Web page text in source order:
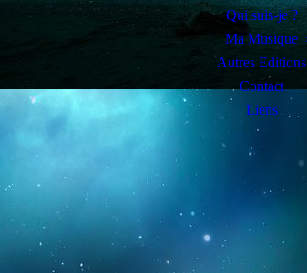
Qui suis-je ?
Ma Musique
Autres Editions
Contact
Liens